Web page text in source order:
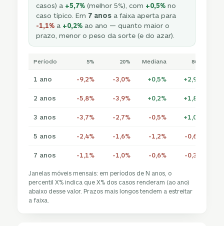
casos) a +5,7% (melhor 5%), com +0,5% no
caso típico. Em 7 anos a faixa aperta para
-1,1% a +0,2% ao ano — quanto maior o
prazo, menor o peso da sorte (e do azar).
Período 5% 20% Mediana 80%
1 ano -9,2% -3,0% +0,5% +2,9%
2 anos -5,8% -3,9% +0,2% +1,8%
3 anos -3,7% -2,7% -0,5% +1,0%
5 anos -2,4% -1,6% -1,2% -0,6%
7 anos -1,1% -1,0% -0,6% -0,3%
Janelas móveis mensais: em períodos de N anos, o
percentil X% indica que X% dos casos renderam (ao ano)
abaixo desse valor. Prazos mais longos tendem a estreitar
a faixa.